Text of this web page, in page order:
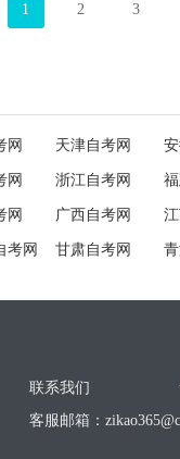
1 2 3
网 天津自考网
网 浙江自考网
网 广西自考网
考网 甘肃自考网
联系我们
客服邮箱：